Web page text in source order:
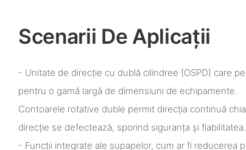
Scenarii De Aplicații
- Unitate de direcție cu dublă cilindree (OSPD) care
pentru o gamă largă de dimensiuni de echipamente.
Contoarele rotative duble permit direcția continuă
direcție se defectează, sporind siguranța și fiabilitatea.
- Funcții integrate ale supapelor, cum ar fi reducerea